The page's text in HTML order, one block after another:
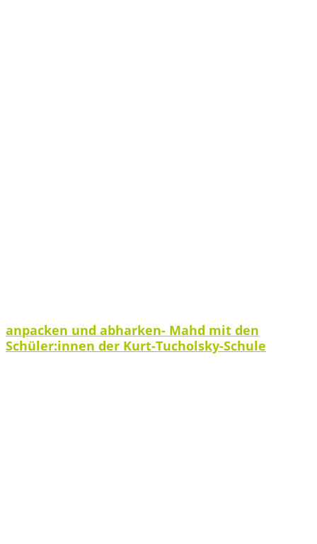
anpacken und abharken- Mahd mit den
Schüler:innen der Kurt-Tucholsky-Schule